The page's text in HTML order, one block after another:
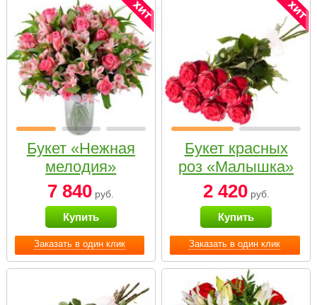
Заказать в один клик
Букет «Нежная
мелодия»
7 840 руб.
Купить
Заказать в один клик
Букет красных
роз «Малышка»
2 420руб.
Купить